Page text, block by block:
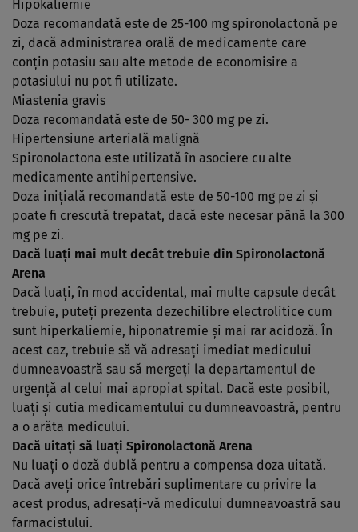
Hipokaliemie
Doza recomandată este de 25-100 mg spironolactonă pe
zi, dacă administrarea orală de medicamente care
conţin potasiu sau alte metode de economisire a
potasiului nu pot fi utilizate.
Miastenia gravis
Doza recomandată este de 50- 300 mg pe zi.
Hipertensiune arterială malignă
Spironolactona este utilizată în asociere cu alte
medicamente antihipertensive.
Doza iniţială recomandată este de 50-100 mg pe zi şi
poate fi crescută trepatat, dacă este necesar până la 300
mg pe zi.
Dacă luaţi mai mult decât trebuie din Spironolactonă
Arena
Dacă luaţi, în mod accidental, mai multe capsule decât
trebuie, puteţi prezenta dezechilibre electrolitice cum
sunt hiperkaliemie, hiponatremie şi mai rar acidoză. În
acest caz, trebuie să vă adresaţi imediat medicului
dumneavoastră sau să mergeţi la departamentul de
urgenţă al celui mai apropiat spital. Dacă este posibil,
luaţi şi cutia medicamentului cu dumneavoastră, pentru
a o arăta medicului.
Dacă uitaţi să luaţi Spironolactonă Arena
Nu luaţi o doză dublă pentru a compensa doza uitată.
Dacă aveţi orice întrebări suplimentare cu privire la
acest produs, adresaţi-vă medicului dumneavoastră sau
farmacistului.